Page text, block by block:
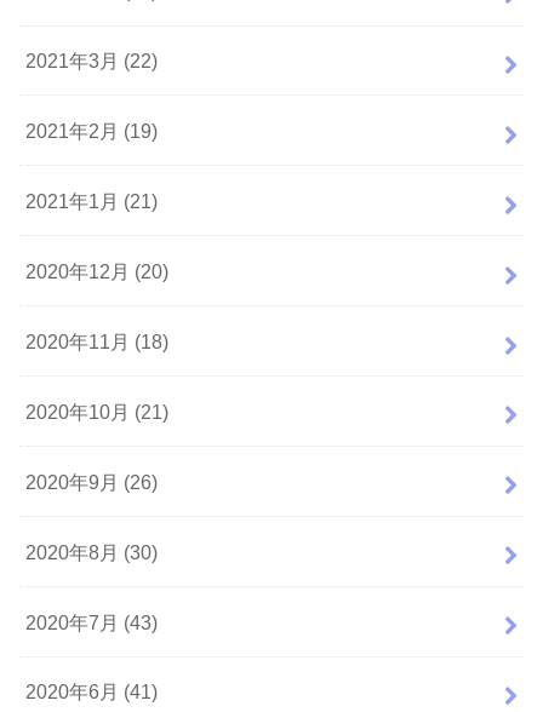
2021年3月 (22)
2021年2月 (19)
2021年1月 (21)
2020年12月 (20)
2020年11月 (18)
2020年10月 (21)
2020年9月 (26)
2020年8月 (30)
2020年7月 (43)
2020年6月 (41)